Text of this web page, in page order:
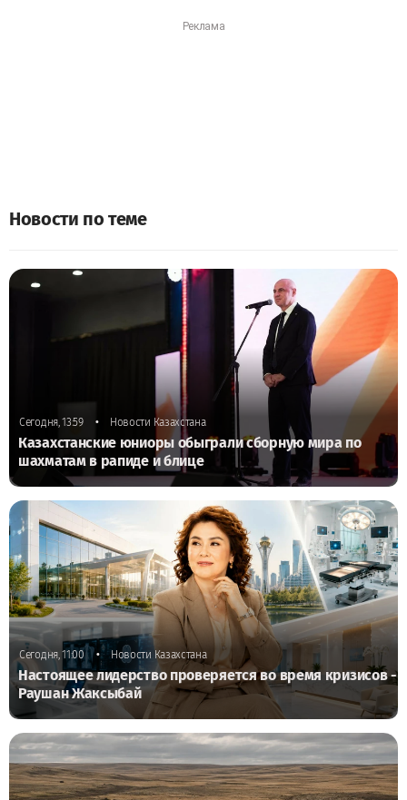
Новости по теме
Сегодня, 13:59 • Новости Казахстана
Казахстанские юниоры обыграли сборную мира по
шахматам в рапиде и блице
Сегодня, 11:00 • Новости Казахстана
Настоящее лидерство проверяется во время кризисов -
Раушан Жаксыбай